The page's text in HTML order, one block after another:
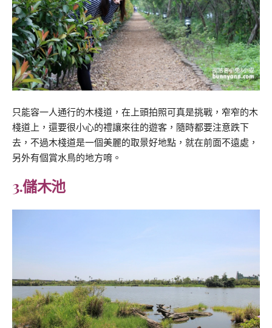
只能容一人通行的木棧道，在上頭拍照可真是挑戰，窄窄的木
棧道上，還要很小心的禮讓來往的遊客，隨時都要注意跌下
去，不過木棧道是一個美麗的取景好地點，就在前面不遠處，
另外有個賞水鳥的地方唷。
3.儲木池